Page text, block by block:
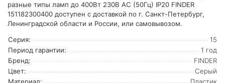
разные типы ламп до 400Вт 230В AC (50Гц) IP20 FINDER
151182300400 доступен с доставкой по г. Санкт-Петербург,
Ленинградской области и России, или самовывозом.
Серия:
15
Период гарантии:
1 год
Бренд:
FINDER
Цвет:
Серый